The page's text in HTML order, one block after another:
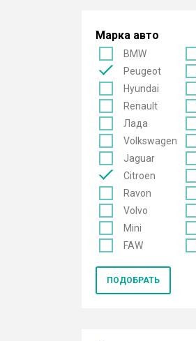
Марка авто
BMW
Peugeot
Hyundai
Renault
Лада
Volkswagen
Jaguar
Citroen
Ravon
Volvo
Mini
FAW
ПОДОБРАТЬ